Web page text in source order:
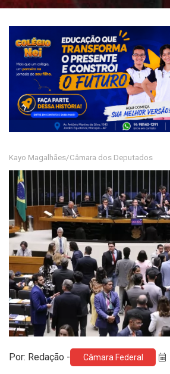
Kayo Magalhães/Câmara dos Deputados
Por: Redação - Câmara Federal